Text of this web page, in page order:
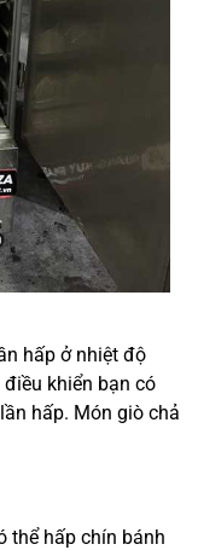
hấp ở nhiệt độ
khiển bạn có
hấp. Món giò chả
thể hấp chín bánh